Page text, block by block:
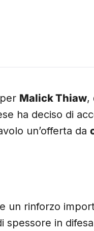
Malick Thiaw,
ha deciso di
un’offerta da
un rinforzo
spessore in